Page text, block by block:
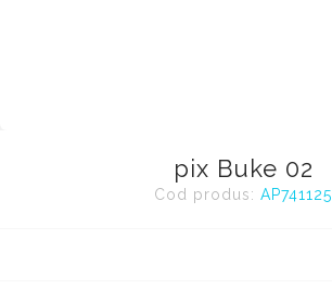
pix Buke 02
Cod produs: AP741125